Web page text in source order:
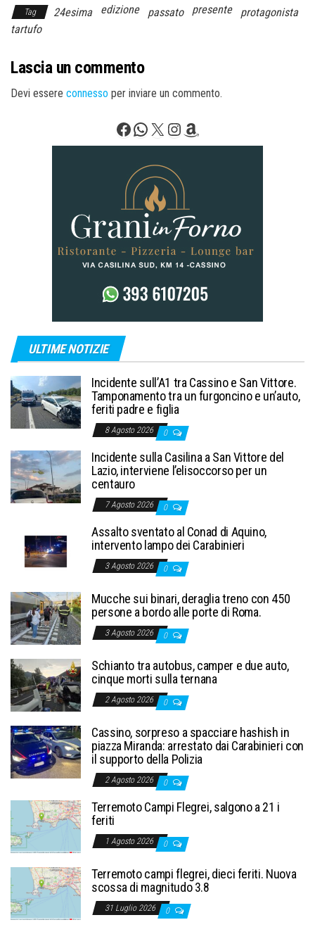
Tag 24esima edizione passato presente
protagonista
tartufo
Lascia un commento
Devi essere connesso per inviare un commento.
Facebook
WhatsApp
X Instagram
Amazon
ULTIME NOTIZIE
Incidente sull’A1 tra Cassino e San Vittore.
Tamponamento tra un furgoncino e un’auto,
feriti padre e figlia
8 Agosto 2026 0
Incidente sulla Casilina a San Vittore del
Lazio, interviene l’elisoccorso per un
centauro
7 Agosto 2026 0
Assalto sventato al Conad di Aquino,
intervento lampo dei Carabinieri
3 Agosto 2026 0
Mucche sui binari, deraglia treno con 450
persone a bordo alle porte di Roma.
3 Agosto 2026 0
Schianto tra autobus, camper e due auto,
cinque morti sulla ternana
2 Agosto 2026 0
Cassino, sorpreso a spacciare hashish in
piazza Miranda: arrestato dai Carabinieri con
il supporto della Polizia
2 Agosto 2026 0
Terremoto Campi Flegrei, salgono a 21 i
feriti
1 Agosto 2026 0
Terremoto campi flegrei, dieci feriti. Nuova
scossa di magnitudo 3.8
31 Luglio 2026 0